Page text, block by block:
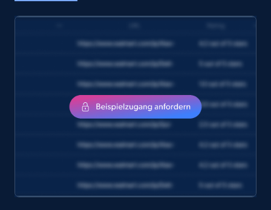
Amazon Walmart
URL, Title amazon, Seller name amazon, Brand
amazon, Currency amazon, Availability amazon,
eCommerce
132+ Jetzt kaufen